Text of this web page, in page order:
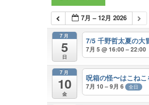
7月 – 12月 2026
7月
5
日
7/5 千野哲太夏の大
7月 5 @ 16:00 – 22:00
7月
10
金
呪箱の怪〜はこね
7月 10 – 9月 6 全日